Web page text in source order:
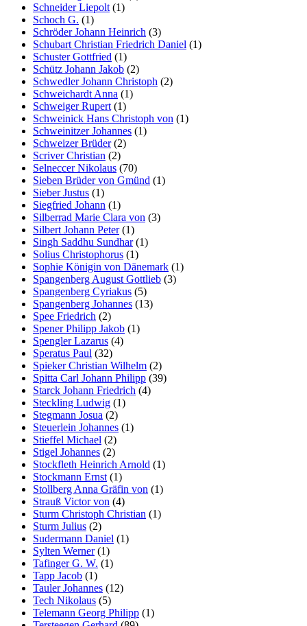
Schneider Liepolt (1)
Schoch G. (1)
Schröder Johann Heinrich (3)
Schubart Christian Friedrich Daniel (1)
Schuster Gottfried (1)
Schütz Johann Jakob (2)
Schwedler Johann Christoph (2)
Schweichardt Anna (1)
Schweiger Rupert (1)
Schweinick Hans Christoph von (1)
Schweinitzer Johannes (1)
Schweizer Brüder(2)
Scriver Christian (2)
Selneccer Nikolaus (70)
Sieben Brüder von Gmünd (1)
Sieber Justus (1)
Siegfried Johann (1)
Silberrad Marie Clara von (3)
Silbert Johann Peter(1)
Singh Saddhu Sundhar(1)
Solius Christophorus (1)
Sophie Königin von Dänemark (1)
Spangenberg August Gottlieb (3)
Spangenberg Cyriakus (5)
Spangenberg Johannes (13)
Spee Friedrich (2)
Spener Philipp Jakob (1)
Spengler Lazarus (4)
Speratus Paul (32)
Spieker Christian Wilhelm (2)
Spitta Carl Johann Philipp (39)
Starck Johann Friedrich (4)
Steckling Ludwig (1)
Stegmann Josua (2)
Steuerlein Johannes (1)
Stieffel Michael (2)
Stigel Johannes (2)
Stockfleth Heinrich Arnold (1)
Stockmann Ernst (1)
Stollberg Anna Gräfin von (1)
Strauß Victor von (4)
Sturm Christoph Christian (1)
Sturm Julius (2)
Sudermann Daniel (1)
Sylten Werner(1)
Tafinger G. W. (1)
Tapp Jacob (1)
Tauler Johannes (12)
Tech Nikolaus (5)
Telemann Georg Philipp (1)